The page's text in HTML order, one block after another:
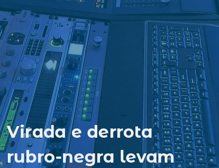
Virada e derrota
rubro-negra levam